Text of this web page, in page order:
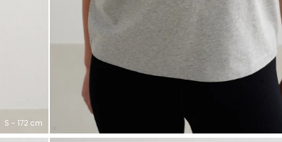
S - 172 cm